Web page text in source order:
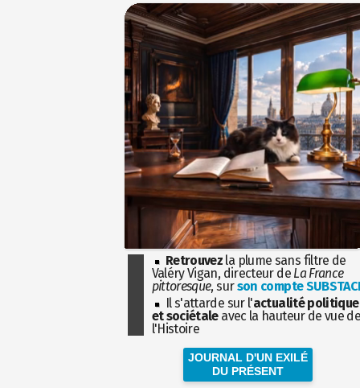
Retrouvez la plume sans filtre de
Valéry Vigan, directeur de La France
pittoresque, surson compte
Il s'attarde sur l'actualité politique
et sociétaleavec la hauteur de vue
l'Histoire
JOURNAL D'UN EXILÉ
DU PRÉSENT